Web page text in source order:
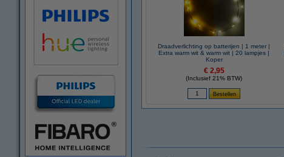
Draadverlichting op batterijen | 1 meter |
Extra warm wit & warm wit | 20 lampjes |
Koper
€ 2,95
(Inclusief 21% BTW)